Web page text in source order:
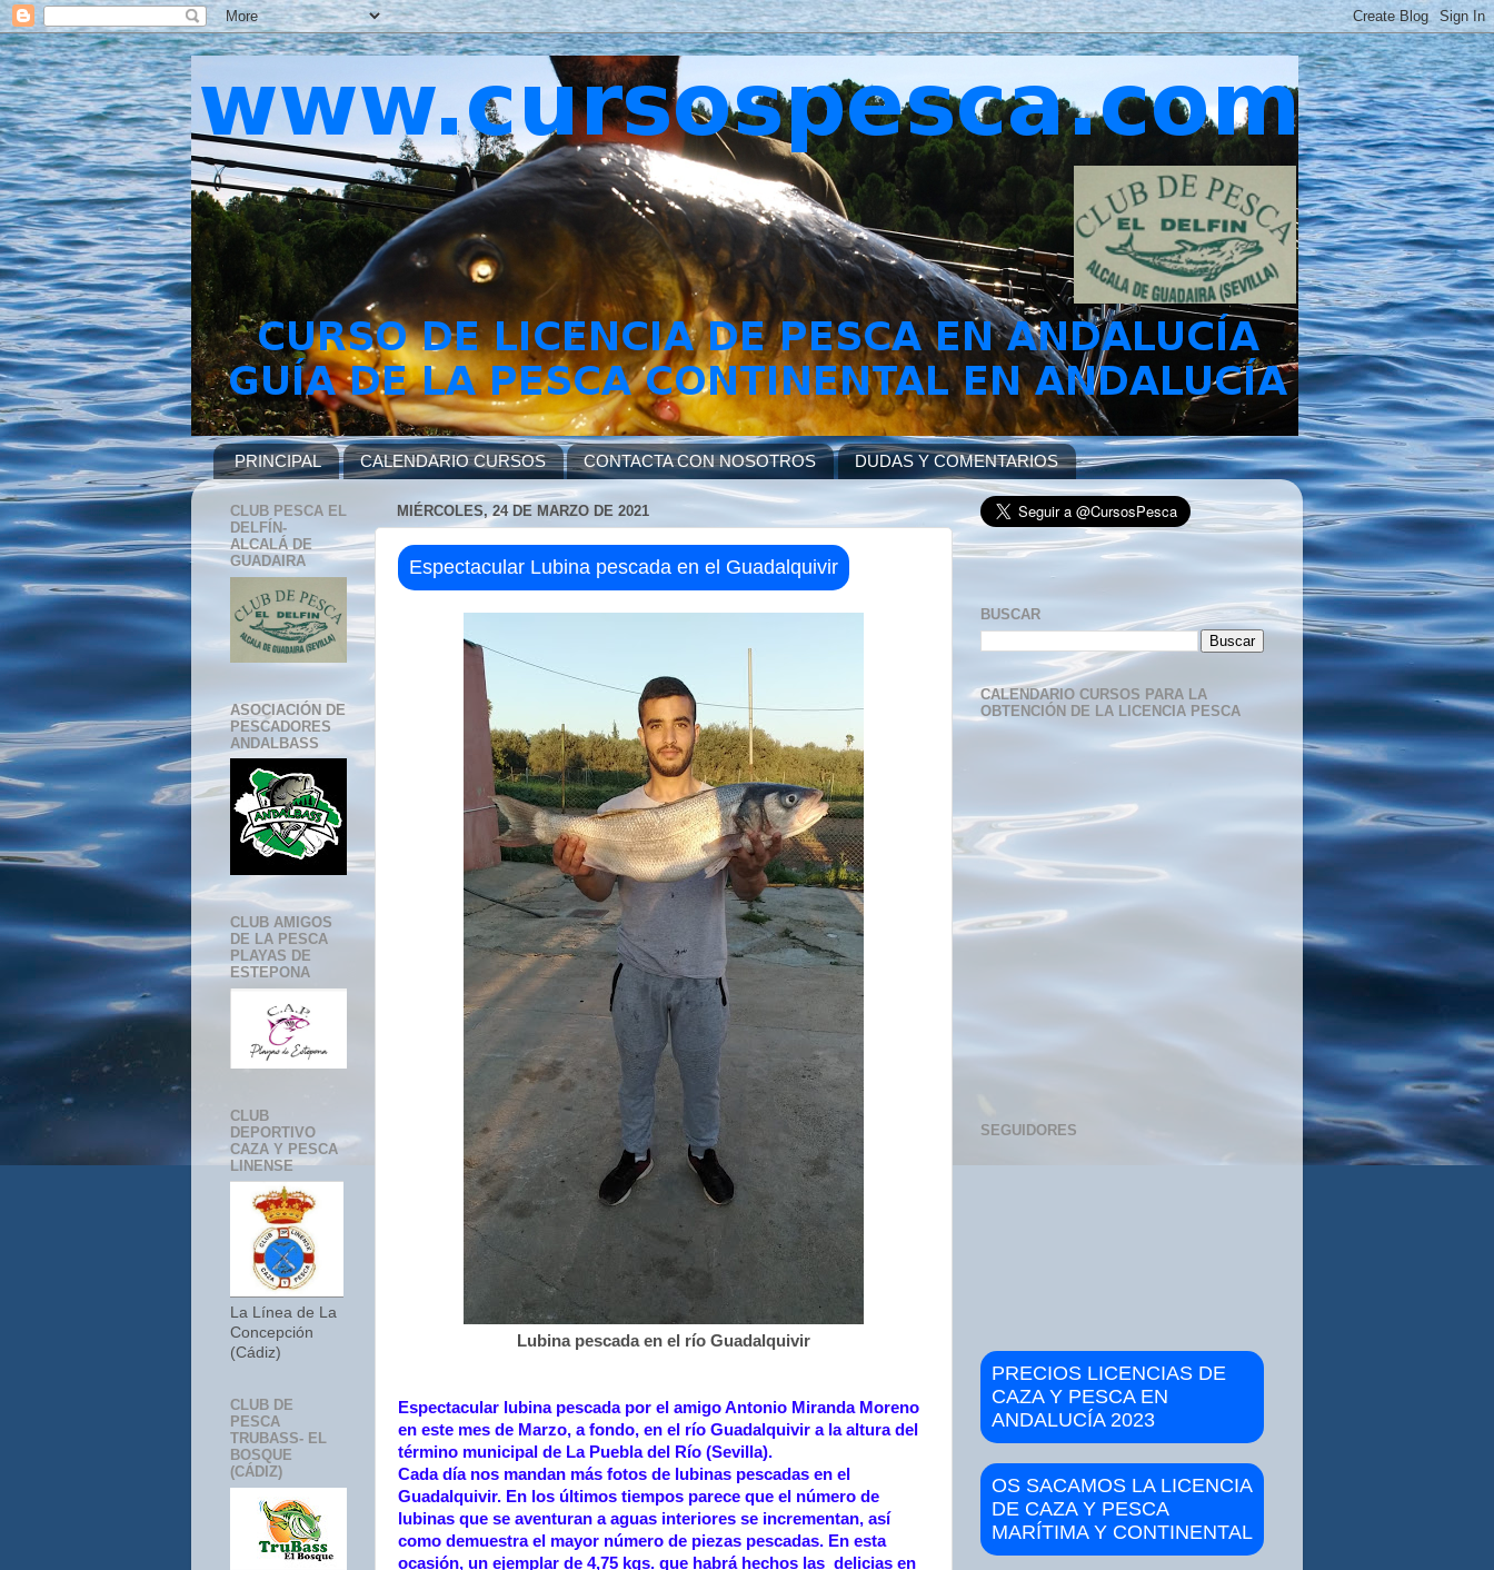
PRINCIPAL CALENDARIO CURSOS CONTACTA CON NOSOTROS DUDAS Y COMENTARIOS
MIÉRCOLES, 24 DE MARZO DE 2021
Espectacular Lubina pescada en el Guadalquivir
Lubina pescada en el río Guadalquivir
Espectacular lubina pescada por el amigo Antonio Miranda Moreno
en este mes de Marzo, a fondo, en el río Guadalquivir a la altura del
término municipal de La Puebla del Río (Sevilla).
Cada día nos mandan más fotos de lubinas pescadas en el
Guadalquivir. En los últimos tiempos parece que el número de
lubinas que se aventuran a aguas interiores se incrementan, así
como demuestra el mayor número de piezas pescadas. En esta
ocasión, un ejemplar de 4,75 kgs. que habrá hechos las delicias en
CLUB PESCA EL
DELFÍN-
ALCALÁ DE
GUADAIRA
ASOCIACIÓN DE
PESCADORES
ANDALBASS
CLUB AMIGOS
DE LA PESCA
PLAYAS DE
ESTEPONA
CLUB
DEPORTIVO
CAZA Y PESCA
LINENSE
La Línea de La
Concepción
(Cádiz)
CLUB DE
PESCA
TRUBASS- EL
BOSQUE
(CÁDIZ)
BUSCAR
CALENDARIO CURSOS PARA LA
OBTENCIÓN DE LA LICENCIA PESCA
SEGUIDORES
PRECIOS LICENCIAS DE
CAZA Y PESCA EN
ANDALUCÍA 2023
OS SACAMOS LA LICENCIA
DE CAZA Y PESCA
MARÍTIMA Y CONTINENTAL